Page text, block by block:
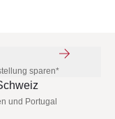
sparen*
und Portugal